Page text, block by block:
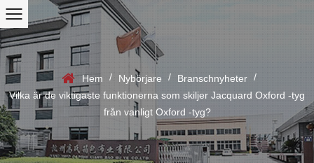
Hem / Nybörjare / Branschnyheter /
Vilka är de viktigaste funktionerna som skiljer Jacquard Oxford -tyg
från vanligt Oxford -tyg?